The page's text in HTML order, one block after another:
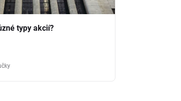
typy akcií?